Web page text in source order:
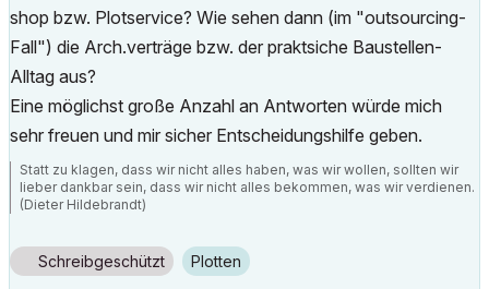
shop bzw. Plotservice? Wie sehen dann (im "outsourcing-
Fall") die Arch.verträge bzw. der praktsiche Baustellen-
Alltag aus?
Eine möglichst große Anzahl an Antworten würde mich
sehr freuen und mir sicher Entscheidungshilfe geben.
Statt zu klagen, dass wir nicht alles haben, was wir wollen, sollten wir
lieber dankbar sein, dass wir nicht alles bekommen, was wir verdienen.
(Dieter Hildebrandt)
Schreibgeschützt Plotten